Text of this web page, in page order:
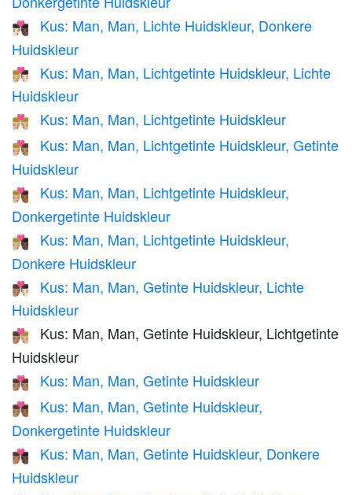
👨🏻‍❤️‍💋‍👨🏿
Kus: Man, Man, Lichte Huidskleur, Donkere
Huidskleur
👨🏼‍❤️‍💋‍👨🏻
Kus: Man, Man, Lichtgetinte Huidskleur, Lichte
Huidskleur
👨🏼‍❤️‍💋‍👨🏼 Kus: Man, Man, Lichtgetinte Huidskleur
👨🏼‍❤️‍💋‍👨🏽
Kus: Man, Man, Lichtgetinte Huidskleur, Getinte
Huidskleur
👨🏼‍❤️‍💋‍👨🏾
Kus: Man, Man, Lichtgetinte Huidskleur,
Donkergetinte Huidskleur
👨🏼‍❤️‍💋‍👨🏿
Kus: Man, Man, Lichtgetinte Huidskleur,
Donkere Huidskleur
👨🏽‍❤️‍💋‍👨🏻
Kus: Man, Man, Getinte Huidskleur, Lichte
Huidskleur
👨🏽‍❤️‍💋‍👨🏼
Kus: Man, Man, Getinte Huidskleur, Lichtgetinte
Huidskleur
👨🏽‍❤️‍💋‍👨🏽 Kus: Man, Man, Getinte Huidskleur
👨🏽‍❤️‍💋‍👨🏾
Kus: Man, Man, Getinte Huidskleur,
Donkergetinte Huidskleur
👨🏽‍❤️‍💋‍👨🏿
Kus: Man, Man, Getinte Huidskleur, Donkere
Huidskleur